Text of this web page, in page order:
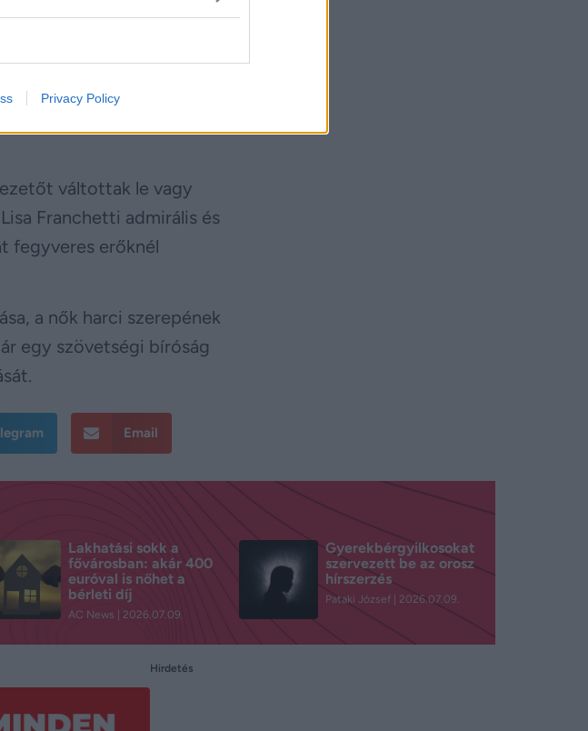
Privacy Policy
mondván, hogy szerinte
el egy másik
váltottak le vagy
Franchetti admirális és
fegyveres erőknél
a nők harci szerepének
egy szövetségi bíróság
Email
Lakhatási sokk a
fővárosban: akár 400
euróval is nőhet a
bérleti díj
AC News 2026.07.09.
Gyerekbérgyilkosokat
szervezett be az orosz
hírszerzés
Pataki József 2026.07.09.
Hirdetés